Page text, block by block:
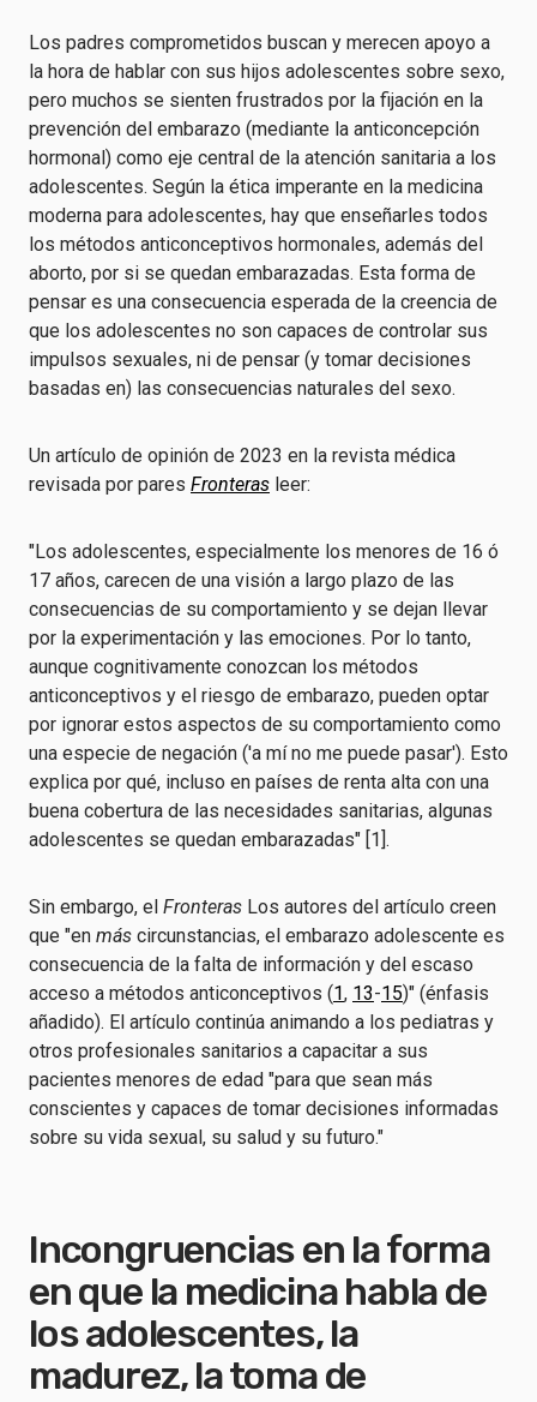
Los padres comprometidos buscan y merecen apoyo a
la hora de hablar con sus hijos adolescentes sobre sexo,
pero muchos se sienten frustrados por la fijación en la
prevención del embarazo (mediante la anticoncepción
hormonal) como eje central de la atención sanitaria a los
adolescentes. Según la ética imperante en la medicina
moderna para adolescentes, hay que enseñarles todos
los métodos anticonceptivos hormonales, además del
aborto, por si se quedan embarazadas. Esta forma de
pensar es una consecuencia esperada de la creencia de
que los adolescentes no son capaces de controlar sus
impulsos sexuales, ni de pensar (y tomar decisiones
basadas en) las consecuencias naturales del sexo.
Un artículo de opinión de 2023 en la revista médica
revisada por pares Fronteras leer:
"Los adolescentes, especialmente los menores de 16 ó
17 años, carecen de una visión a largo plazo de las
consecuencias de su comportamiento y se dejan llevar
por la experimentación y las emociones. Por lo tanto,
aunque cognitivamente conozcan los métodos
anticonceptivos y el riesgo de embarazo, pueden optar
por ignorar estos aspectos de su comportamiento como
una especie de negación ('a mí no me puede pasar'). Esto
explica por qué, incluso en países de renta alta con una
buena cobertura de las necesidades sanitarias, algunas
adolescentes se quedan embarazadas" [1].
Sin embargo, el Fronteras Los autores del artículo creen
que "en más circunstancias, el embarazo adolescente es
consecuencia de la falta de información y del escaso
acceso a métodos anticonceptivos (1, 13-15)" (énfasis
añadido). El artículo continúa animando a los pediatras y
otros profesionales sanitarios a capacitar a sus
pacientes menores de edad "para que sean más
conscientes y capaces de tomar decisiones informadas
sobre su vida sexual, su salud y su futuro."
Incongruencias en la forma
en que la medicina habla de
los adolescentes, la
madurez, la toma de